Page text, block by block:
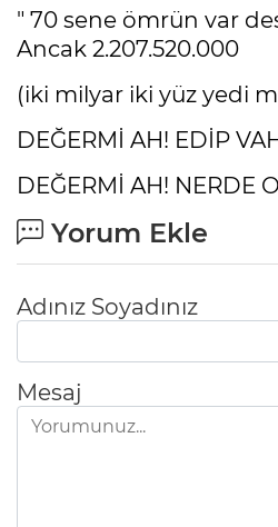
" 70 sene ömrün var
Ancak 2.207.520.000
(iki milyar iki yüz yedi
DEĞERMİ AH! EDİP
DEĞERMİ AH! NERDE
Yorum Ekle
Adınız Soyadınız
Mesaj